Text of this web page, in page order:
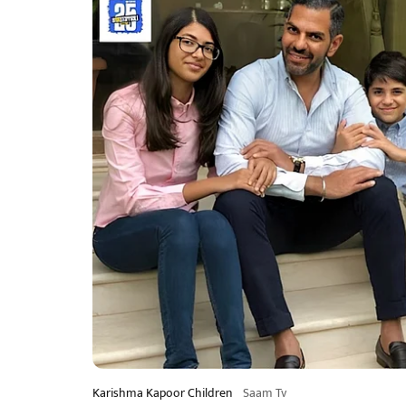
Karishma Kapoor Children Saam Tv